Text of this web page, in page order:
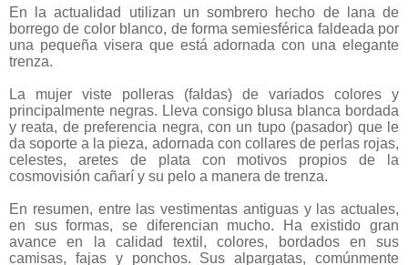
En la actualidad utilizan un sombrero hecho de lana de
borrego de color blanco, de forma semiesférica faldeada por
una pequeña visera que está adornada con una elegante
trenza.
La mujer viste polleras (faldas) de variados colores y
principalmente negras. Lleva consigo blusa blanca bordada
y reata, de preferencia negra, con un tupo (pasador) que le
da soporte a la pieza, adornada con collares de perlas rojas,
celestes, aretes de plata con motivos propios de la
cosmovisión cañarí y su pelo a manera de trenza.
En resumen, entre las vestimentas antiguas y las actuales,
en sus formas, se diferencian mucho. Ha existido gran
avance en la calidad textil, colores, bordados en sus
camisas, fajas y ponchos. Sus alpargatas, comúnmente